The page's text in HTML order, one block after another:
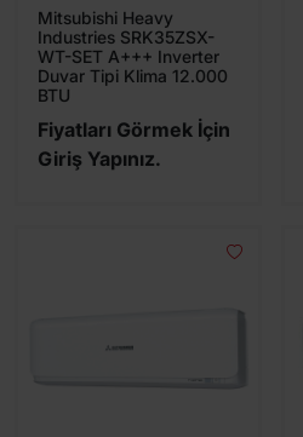
Mitsubishi Heavy
Industries SRK35ZSX-
WT-SET A+++ Inverter
Duvar Tipi Klima 12.000
BTU
Fiyatları Görmek İçin
Giriş Yapınız.